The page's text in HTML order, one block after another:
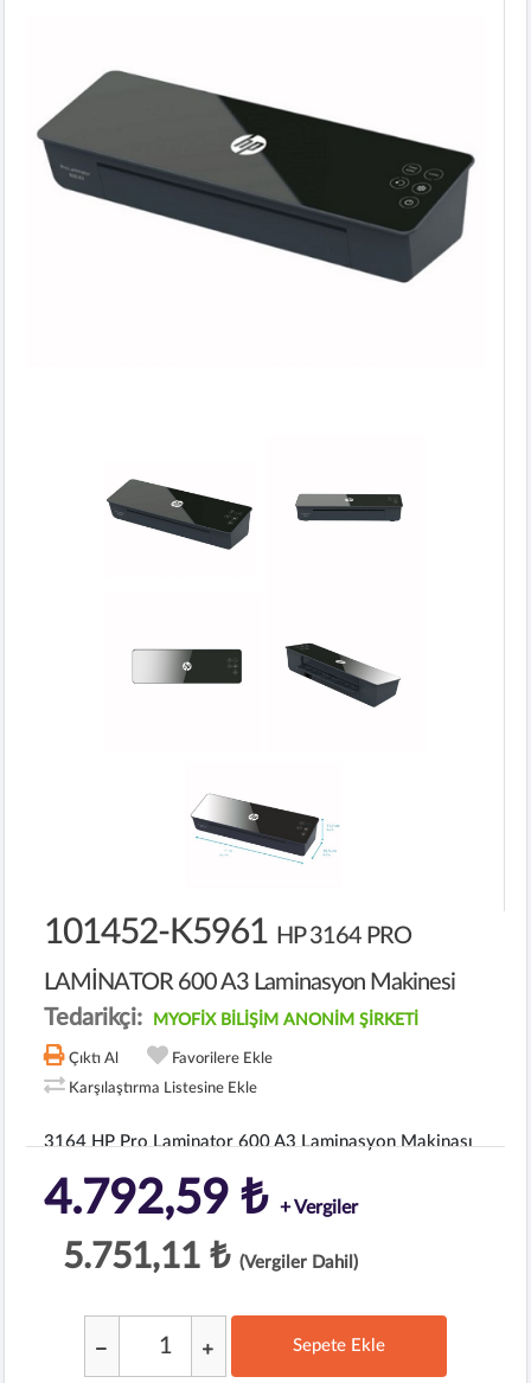
101452-K5961 HP 3164 PRO
LAMİNATOR 600 A3 Laminasyon Makinesi
Tedarikçi:
MYOFİX BİLİŞİM ANONİM ŞİRKETİ
Çıktı Al
Favorilere Ekle
Karşılaştırma Listesine Ekle
3164 HP Pro Laminator 600 A3 Laminasyon Makinası
4.792,59 ₺ + Vergiler
5.751,11 ₺ (Vergiler Dahil)
Sepete Ekle